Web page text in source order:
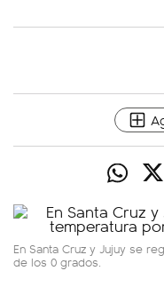
En Santa Cruz y Jujuy se
de los 0 grados.